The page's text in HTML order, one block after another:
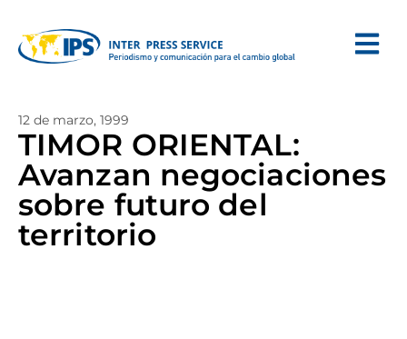
12 de marzo, 1999
TIMOR ORIENTAL:
Avanzan negociaciones
sobre futuro del
territorio